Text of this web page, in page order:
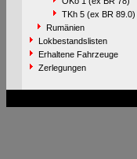
TKh 5 (ex BR 89.0)
Rumänien
Lokbestandslisten
Erhaltene Fahrzeuge
Zerlegungen